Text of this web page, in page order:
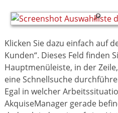
Klicken Sie dazu einfach auf
Kunden“. Dieses Feld finden
Hauptmenüleiste, in der
eine Schnellsuche
Egal in welcher
AkquiseManager gerade